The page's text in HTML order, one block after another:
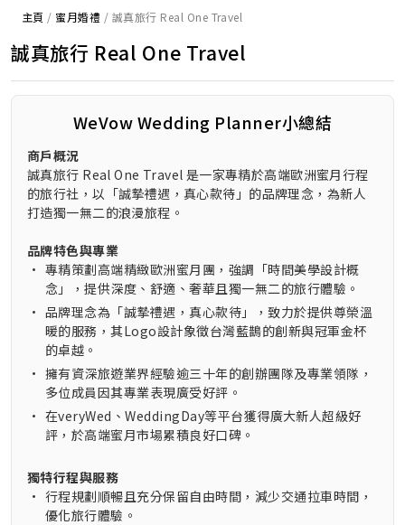
主頁 / 蜜月婚禮 / 誠真旅行 Real One Travel
誠真旅行 Real One Travel
WeVow Wedding Planner小總結
商戶概況
誠真旅行 Real One Travel 是一家專精於高端歐洲蜜月行程
的旅行社，以「誠摯禮遇，真心款待」的品牌理念，為新人
打造獨一無二的浪漫旅程。
品牌特色與專業
• 專精策劃高端精緻歐洲蜜月團，強調「時間美學設計概
念」，提供深度、舒適、奢華且獨一無二的旅行體驗。
• 品牌理念為「誠摯禮遇，真心款待」，致力於提供尊榮溫
暖的服務，其Logo設計象徵台灣藍鵲的創新與冠軍金杯
的卓越。
• 擁有資深旅遊業界經驗逾三十年的創辦團隊及專業領隊，
多位成員因其專業表現廣受好評。
• 在veryWed、WeddingDay等平台獲得廣大新人超級好
評，於高端蜜月市場累積良好口碑。
獨特行程與服務
• 行程規劃順暢且充分保留自由時間，減少交通拉車時間，
優化旅行體驗。